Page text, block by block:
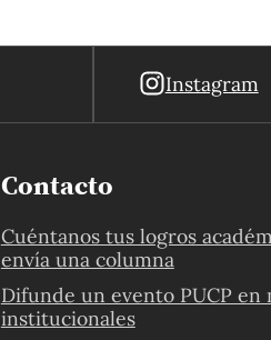
Instagram
Contacto
Cuéntanos tus logros
envía una columna
Difunde un evento PUCP en
institucionales